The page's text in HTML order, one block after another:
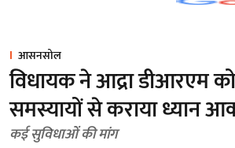
आसनसोल
विधायक ने आद्रा डीआरएम
समस्यायों से कराया ध्यान
कई सुविधाओं की मांग